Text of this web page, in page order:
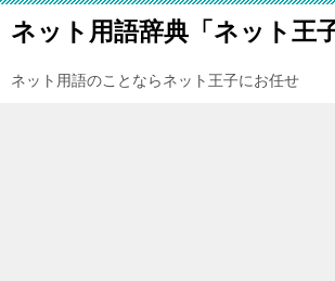
ネット用語辞典「ネット王子
ネット用語のことならネット王子にお任せ